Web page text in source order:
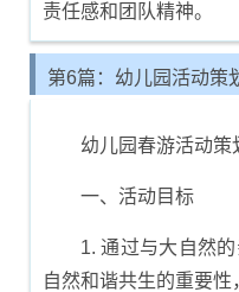
责任感和团队精神。
第6篇：幼儿园活动策
幼儿园春游活动策
一、活动目标
1. 通过与大自然
自然和谐共生的重要性